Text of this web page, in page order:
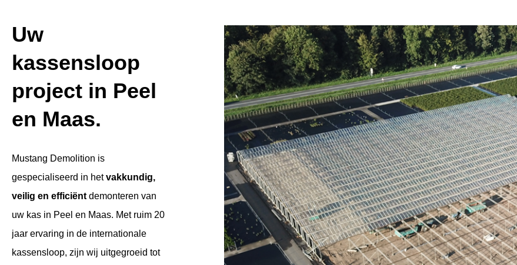
Uw
kassensloop
project in Peel
en Maas.
Mustang Demolition is
gespecialiseerd in hetvakkundig,
veilig en efficiënt demonteren van
uw kas in Peel en Maas. Met ruim 20
jaar ervaring in de internationale
kassensloop, zijn wij uitgegroeid tot